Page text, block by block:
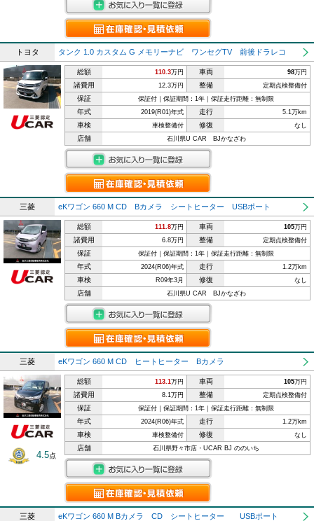
トヨタ タンク 1.0 カスタム G メモリーナビ ワンセグTV 前後ドラレコ
総額 110.3万円 車両 98万円
諸費用 12.3万円 整備 定期点検整備付
保証 保証付｜保証期間：1年｜保証走行距離：無制限
年式 2019(R01)年式 走行 5.1万km
車検 車検整備付 修復 なし
店舗 石川県U CAR BJかなざわ
三菱 eKワゴン 660 M CD Bカメラ シートヒーター USBポート
総額 111.8万円 車両 105万円
諸費用 6.8万円 整備 定期点検整備付
保証 保証付｜保証期間：1年｜保証走行距離：無制限
年式 2024(R06)年式 走行 1.2万km
車検 R09年3月 修復 なし
店舗 石川県U CAR BJかなざわ
三菱 eKワゴン 660 M CD ヒートヒーター Bカメラ
4.5点
総額 113.1万円 車両 105万円
諸費用 8.1万円 整備 定期点検整備付
保証 保証付｜保証期間：1年｜保証走行距離：無制限
年式 2024(R06)年式 走行 1.2万km
車検 車検整備付 修復 なし
店舗 石川県野々市店・UCAR BJ ののいち
三菱 eKワゴン 660 M Bカメラ CD シートヒーター USBポート